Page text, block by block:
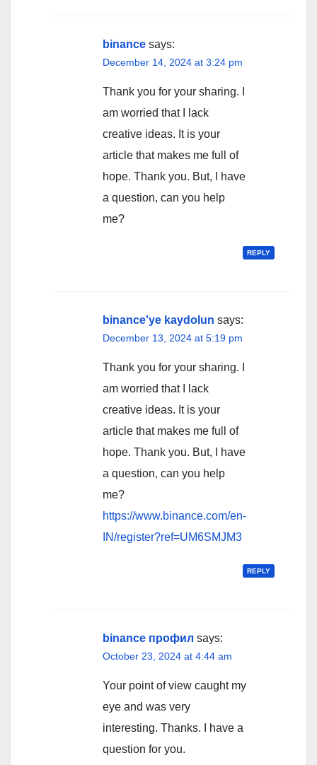
binance says:
December 14, 2024 at 3:24 pm
Thank you for your sharing. I
am worried that I lack
creative ideas. It is your
article that makes me full of
hope. Thank you. But, I have
a question, can you help
me?
REPLY
binance'ye kaydolun says:
December 13, 2024 at 5:19 pm
Thank you for your sharing. I
am worried that I lack
creative ideas. It is your
article that makes me full of
hope. Thank you. But, I have
a question, can you help
me?
https://www.binance.com/en-
IN/register?ref=UM6SMJM3
REPLY
binance профил says:
October 23, 2024 at 4:44 am
Your point of view caught my
eye and was very
interesting. Thanks. I have a
question for you.